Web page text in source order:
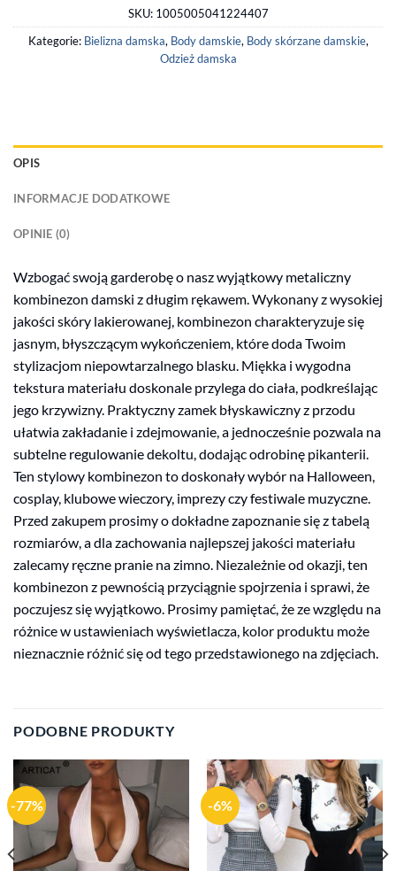
SKU: 1005005041224407
Kategorie: Bielizna damska, Body damskie, Body skórzane damskie,
Odzież damska
OPIS
INFORMACJE DODATKOWE
OPINIE (0)
Wzbogać swoją garderobę o nasz wyjątkowy metaliczny
kombinezon damski z długim rękawem. Wykonany z wysokiej
jakości skóry lakierowanej, kombinezon charakteryzuje się
jasnym, błyszczącym wykończeniem, które doda Twoim
stylizacjom niepowtarzalnego blasku. Miękka i wygodna
tekstura materiału doskonale przylega do ciała, podkreślając
jego krzywizny. Praktyczny zamek błyskawiczny z przodu
ułatwia zakładanie i zdejmowanie, a jednocześnie pozwala na
subtelne regulowanie dekoltu, dodając odrobinę pikanterii.
Ten stylowy kombinezon to doskonały wybór na Halloween,
cosplay, klubowe wieczory, imprezy czy festiwale muzyczne.
Przed zakupem prosimy o dokładne zapoznanie się z tabelą
rozmiarów, a dla zachowania najlepszej jakości materiału
zalecamy ręczne pranie na zimno. Niezależnie od okazji, ten
kombinezon z pewnością przyciągnie spojrzenia i sprawi, że
poczujesz się wyjątkowo. Prosimy pamiętać, że ze względu na
różnice w ustawieniach wyświetlacza, kolor produktu może
nieznacznie różnić się od tego przedstawionego na zdjęciach.
PODOBNE PRODUKTY
-77% -6%